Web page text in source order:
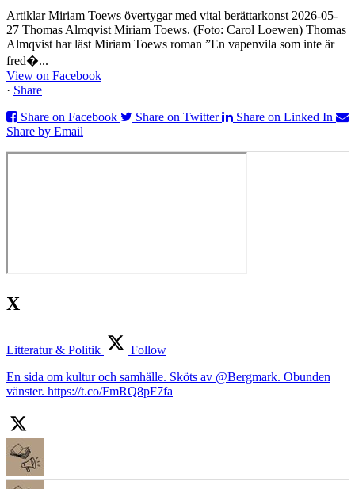
Artiklar Miriam Toews övertygar med vital berättarkonst 2026-05-
27 Thomas Almqvist Miriam Toews. (Foto: Carol Loewen) Thomas
Almqvist har läst Miriam Toews roman ”En vapenvila som inte är
fred�...
View on Facebook
· Share
Share on Facebook
Share on Twitter
Share on Linked In
Share by Email
X
Litteratur & Politik
Follow
En sida om kultur och samhälle. Sköts av @Bergmark. Obunden
vänster. https://t.co/FmRQ8pF7fa